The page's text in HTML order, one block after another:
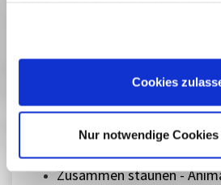
Cookies, wenn Sie unsere
Cookies
Nur notwendige
Kurzfilme für Kleine -
Peterchens Mondfahrt
Ab morgen bin ich mutig
Best of Schlingel -
Hola Frida!
Zusammen staunen -